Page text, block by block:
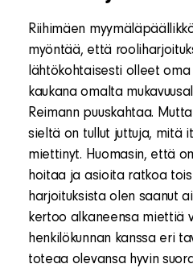
Riihimäen
myöntää, että
lähtökohtaisesti olleet oma
kaukana omalta
Reimann puuskahtaa.
sieltä on tullut juttuja, mitä
miettinyt. Huomasin, että
hoitaa ja asioita ratkoa
harjoituksista olen saanut
kertoo alkaneensa miettiä
henkilökunnan kanssa eri
toteaa olevansa hyvin